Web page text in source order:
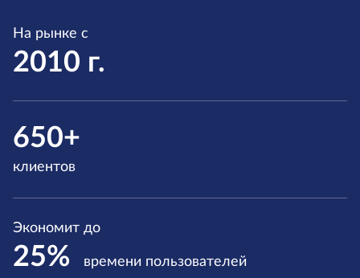
На рынке с
2010 г.
650+
клиентов
Экономит до
25% времени пользователей